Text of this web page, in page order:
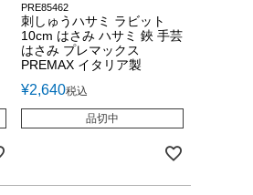
PRE85462
刺しゅうハサミ ラビット
10cm はさみ ハサミ 鋏 手芸
はさみ プレマックス
PREMAX イタリア製
¥2,640税込
品切中